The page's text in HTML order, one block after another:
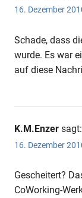
16. Dezember
Schade, dass
wurde. Es war
auf diese
K.M.Enzer sagt:
16. Dezember
Gescheitert?
CoWorking-